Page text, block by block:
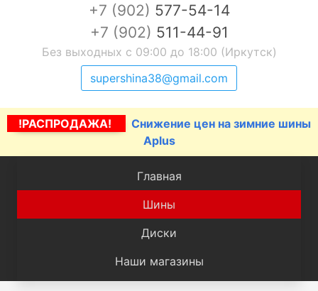
+7 (902) 577-54-14
+7 (902) 511-44-91
Без выходных с 09:00 до 18:00 (Иркутск)
supershina38@gmail.com
!РАСПРОДАЖА!
Снижение цен на зимние шины
Aplus
Главная
Шины
Диски
Наши магазины